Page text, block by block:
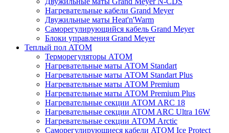
Нагревательные кабели Grand Meyer
Двужильные маты Heat'n'Warm
Саморегулирующийся кабель Grand Meyer
Блоки управления Grand Meyer
Теплый пол ATOM
Терморегуляторы АТОМ
Нагревательные маты АТОМ Standart
Нагревательные маты АТОМ Standart Plus
Нагревательные маты АТОМ Premium
Нагревательные маты АТОМ Premium Plus
Нагревательные секции АТОМ ARC 18
Нагревательные секции ATOM ARC Ultra 16W
Нагревательные секции АТОМ Arctic
Саморегулирующиеся кабели ATOM Ice Protect